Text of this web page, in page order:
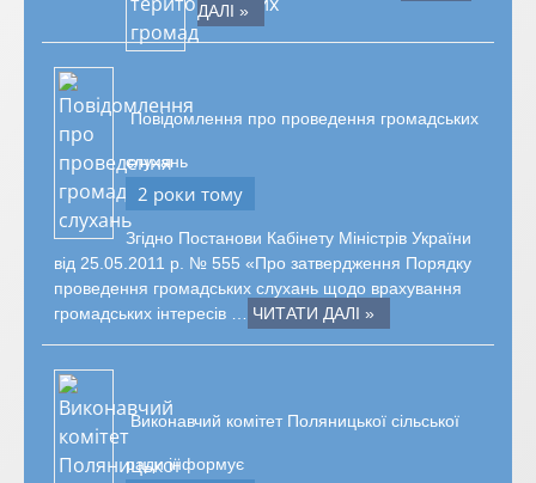
ДАЛІ »
Повідомлення про проведення громадських
слухань
2 роки тому
Згідно Постанови Кабінету Міністрів України
від 25.05.2011 р. № 555 «Про затвердження Порядку
проведення громадських слухань щодо врахування
громадських інтересів …
ЧИТАТИ ДАЛІ »
Виконавчий комітет Поляницької сільської
ради інформує